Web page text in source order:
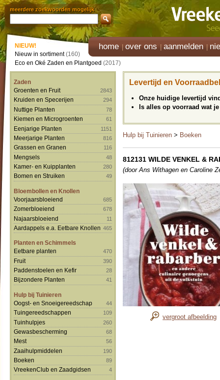
meerdere zoekwoorden mogelijk
home over ons aanmelden
NIEUW!
Nieuw in sortiment(160)
Eco en Oké Zaden en Plantgoed (2017)
Zaden
Groenten en Fruit
2843
Kruiden en Specerijen 294
Nuttige Planten 78
Kiemen en Microgroenten 61
Eenjarige Planten 1151
Meerjarige Planten 816
Grassen en Granen 116
Mengsels 48
Kamer- en Kuipplanten 280
Bomen en Struiken 49
Bloembollen en Knollen
Voorjaarsbloeiend
685
Zomerbloeiend 678
Najaarsbloeiend 11
Aardappels e.a. Eetbare Knollen 465
Planten en Schimmels
Eetbare planten
470
Fruit 390
Paddenstoelen en Kefir 28
Bijzondere Planten 41
Hulp bij Tuinieren
Oogst- en Snoeigereedschap
44
Tuingereedschappen 109
Tuinhulpjes 260
Gewasbescherming 68
Mest 56
Zaaihulpmiddelen 190
Boeken 89
VreekenClub en Zaadgidsen 4
Levertijd en
Onze huidige levertijd
Is alles op voorraad wat
Hulp bij Tuinieren > Boeken
812131 WILDE VENKEL &
(door Ans Withagen en Caroline
vergroot afbeelding